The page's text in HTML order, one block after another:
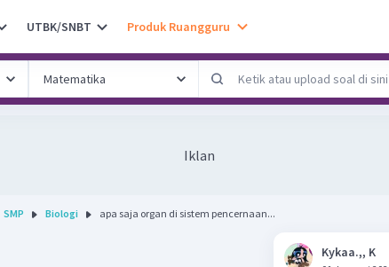
UTBK/SNBT Produk Ruangguru
Iklan
SMP Biologi apa saja organ di sistem pencernaan...
Kykaa.,, K